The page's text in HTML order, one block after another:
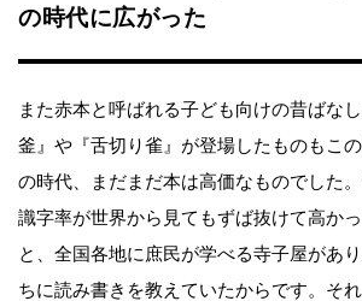
の時代に広がった
また赤本と呼ばれる子ども向けの昔ばな
釜』や『舌切り雀』が登場したものもこ
の時代、まだまだ本は高価なものでした
識字率が世界から見てもずば抜けて高か
と、全国各地に庶民が学べる寺子屋があ
ちに読み書きを教えていたからです。そ